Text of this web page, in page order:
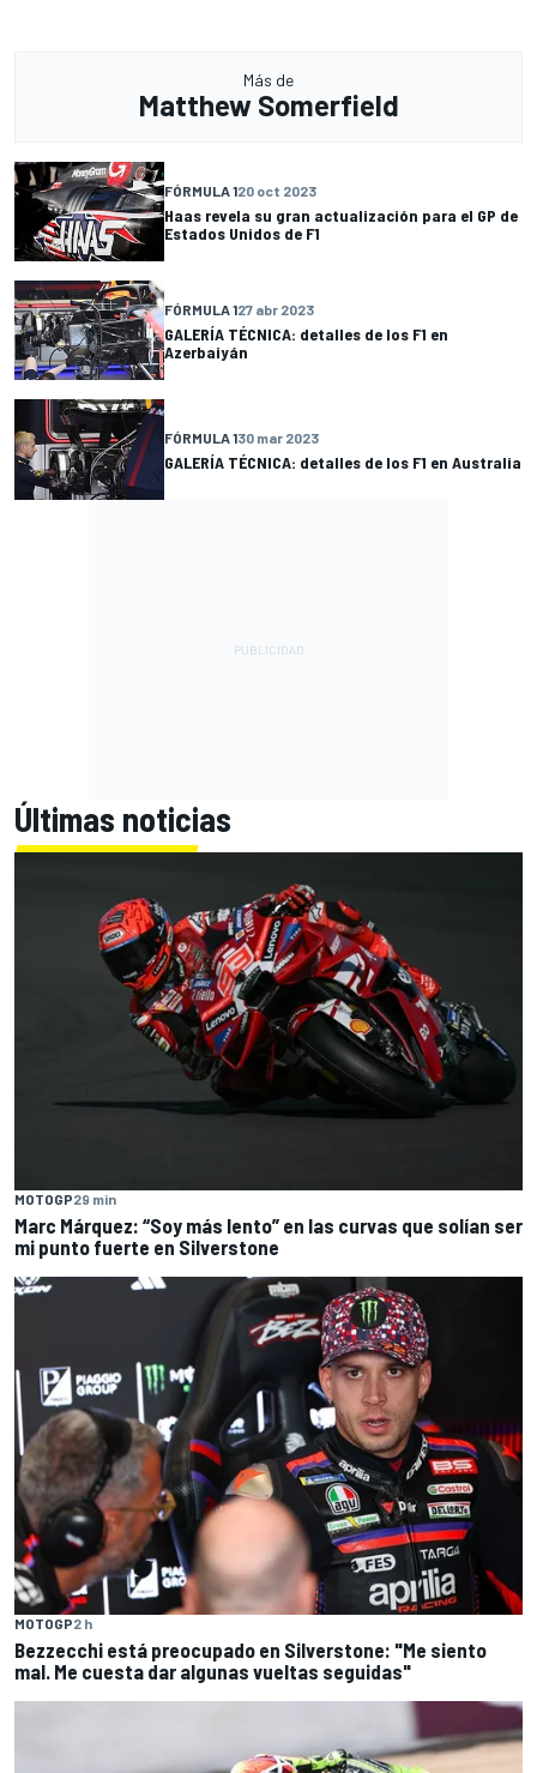
Más de
Matthew Somerfield
FÓRMULA 120 oct 2023
Haas revela su gran actualización para el GP de
Estados Unidos de F1
FÓRMULA 127 abr 2023
GALERÍA TÉCNICA: detalles de los F1 en
Azerbaiyán
FÓRMULA 130 mar 2023
GALERÍA TÉCNICA: detalles de los F1 en Australia
Últimas noticias
MOTOGP29 min
Marc Márquez: “Soy más lento” en las curvas que solían ser
mi punto fuerte en Silverstone
MOTOGP2 h
Bezzecchi está preocupado en Silverstone: "Me siento
mal. Me cuesta dar algunas vueltas seguidas"